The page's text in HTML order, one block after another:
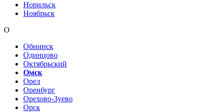
Норильск
Ноябрьск
О
Обнинск
Одинцово
Октябрьский
Омск
Орел
Оренбург
Орехово-Зуево
Орск